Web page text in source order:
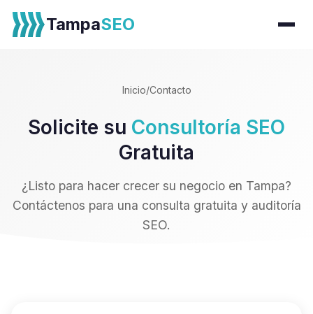
TampaSEO
Inicio/Contacto
Solicite su Consultoría SEO
Gratuita
¿Listo para hacer crecer su negocio en Tampa?
Contáctenos para una consulta gratuita y auditoría
SEO.